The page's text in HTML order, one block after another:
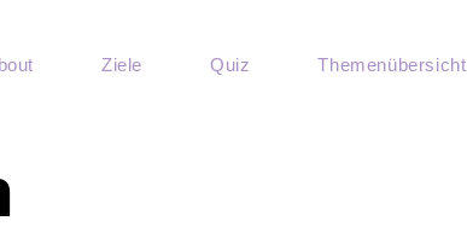
Ziele Quiz Themenübersicht